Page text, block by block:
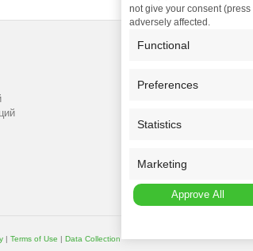
Поддержка
Техническая
Академия Vivitek
| Terms of Use | Data Collection
not give your consent
adversely affected.
Functional
Preferences
Statistics
Marketing
Approve All